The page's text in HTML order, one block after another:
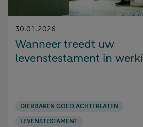
Gepubliceerd
op:
30.01.2026
Wanneer treedt uw
levenstestament in
DIERBAREN GOED ACHTERLATEN
LEVENSTESTAMENT